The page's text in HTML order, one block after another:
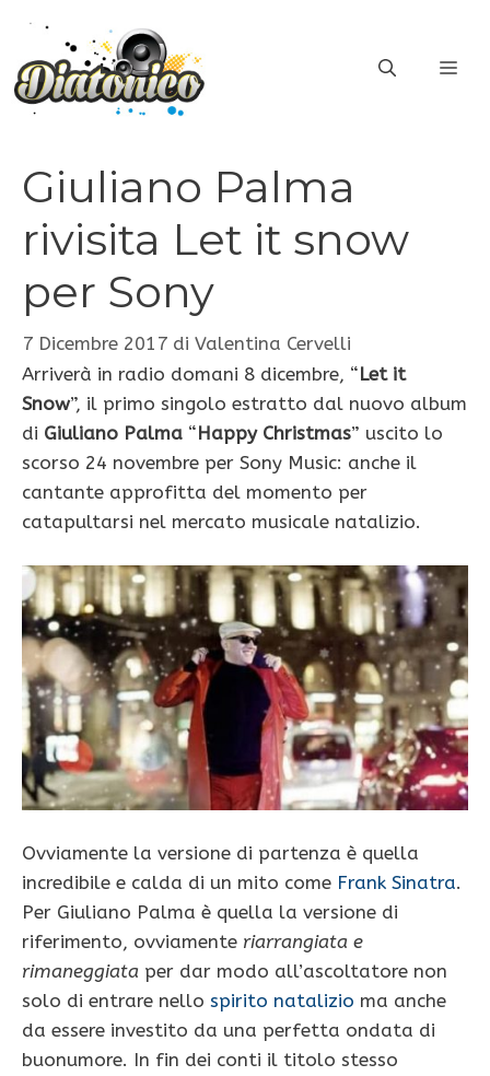
contenuto
Giuliano Palma
rivisita Let it snow
per Sony
7 Dicembre 2017 di Valentina Cervelli
Arriverà in radio domani 8 dicembre, “Let it
Snow”, il primo singolo estratto dal nuovo album
di Giuliano Palma “Happy Christmas” uscito lo
scorso 24 novembre per Sony Music: anche il
cantante approfitta del momento per
catapultarsi nel mercato musicale natalizio.
Ovviamente la versione di partenza è quella
incredibile e calda di un mito come Frank Sinatra.
Per Giuliano Palma è quella la versione di
riferimento, ovviamente riarrangiata e
rimaneggiata per dar modo all’ascoltatore non
solo di entrare nello spirito natalizio ma anche
da essere investito da una perfetta ondata di
buonumore. In fin dei conti il titolo stesso